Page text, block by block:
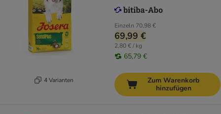
4 Varianten
Einzeln 70,98 €
69,99 €
2,80 € / kg
65,79 €
Zum Warenkorb
hinzufügen